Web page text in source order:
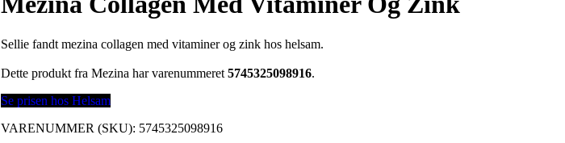
Sellie fandt mezina collagen med vitaminer og zink hos helsam.
Dette produkt fra Mezina har varenummeret5745325098916.
Se prisen hos Helsam
VARENUMMER (SKU): 5745325098916